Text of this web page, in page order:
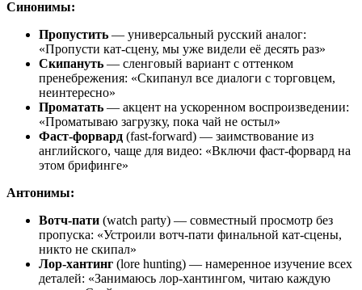
Синонимы:
Пропустить — универсальный русский аналог:
«Пропусти кат-сцену, мы уже видели её десять раз»
Скипануть — сленговый вариант с оттенком
пренебрежения: «Скипанул все диалоги с торговцем,
неинтересно»
Проматать — акцент на ускоренном воспроизведении:
«Проматываю загрузку, пока чай не остыл»
Фаст-форвард (fast-forward) — заимствование из
английского, чаще для видео: «Включи фаст-форвард на
этом брифинге»
Антонимы:
Вотч-пати (watch party) — совместный просмотр без
пропуска: «Устроили вотч-пати финальной кат-сцены,
никто не скипал»
Лор-хантинг (lore hunting) — намеренное изучение всех
деталей: «Занимаюсь лор-хантингом, читаю каждую